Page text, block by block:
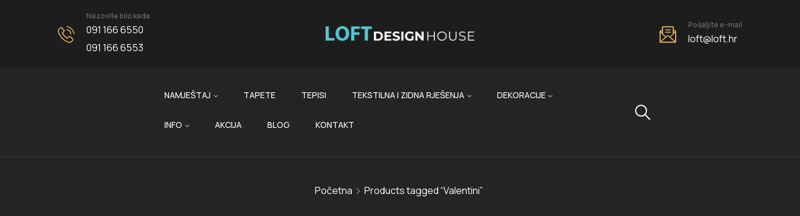
Nazovite bilo kada
091 166 6550
091 166 6553
Pošaljite e-mail
loft@loft.hr
NAMJEŠTAJ TAPETE TEPISI TEKSTILNA I ZIDNA RJEŠENJA DEKORACIJE
INFO AKCIJA BLOG KONTAKT
Početna Products tagged “Valentini”